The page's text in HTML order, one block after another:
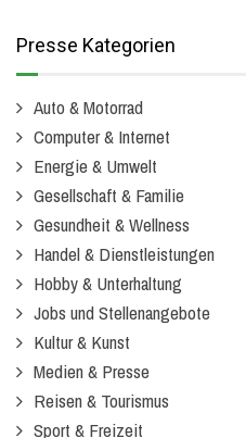
Presse Kategorien
Auto & Motorrad
Computer & Internet
Energie & Umwelt
Gesellschaft & Familie
Gesundheit & Wellness
Handel & Dienstleistungen
Hobby & Unterhaltung
Jobs und Stellenangebote
Kultur & Kunst
Medien & Presse
Reisen & Tourismus
Sport & Freizeit